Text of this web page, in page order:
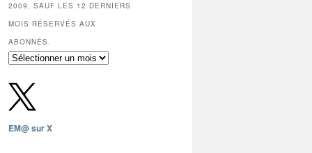
2009, SAUF LES 12 DERNIERS
MOIS RÉSERVÉS AUX
ABONNÉS.
Archives
depuis
2009,
sauf
les
EM@ sur X